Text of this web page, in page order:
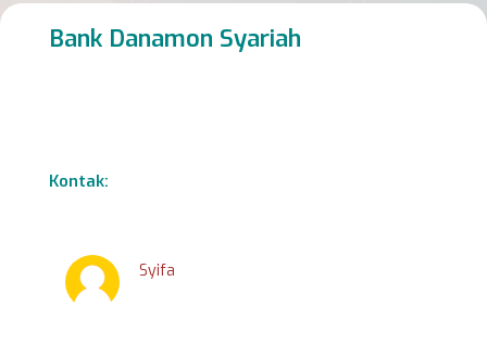
Bank Danamon Syariah
Kontak:
Syifa